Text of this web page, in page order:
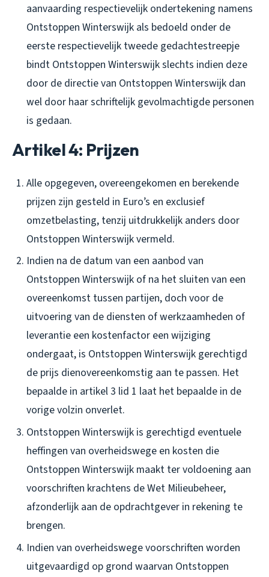
aanvaarding respectievelijk ondertekening namens
Ontstoppen Winterswijk als bedoeld onder de
eerste respectievelijk tweede gedachtestreepje
bindt Ontstoppen Winterswijk slechts indien deze
door de directie van Ontstoppen Winterswijk dan
wel door haar schriftelijk gevolmachtigde personen
is gedaan.
Artikel 4: Prijzen
Alle opgegeven, overeengekomen en berekende
prijzen zijn gesteld in Euro’s en exclusief
omzetbelasting, tenzij uitdrukkelijk anders door
Ontstoppen Winterswijk vermeld.
Indien na de datum van een aanbod van
Ontstoppen Winterswijk of na het sluiten van een
overeenkomst tussen partijen, doch voor de
uitvoering van de diensten of werkzaamheden of
leverantie een kostenfactor een wijziging
ondergaat, is Ontstoppen Winterswijk gerechtigd
de prijs dienovereenkomstig aan te passen. Het
bepaalde in artikel 3 lid 1 laat het bepaalde in de
vorige volzin onverlet.
Ontstoppen Winterswijk is gerechtigd eventuele
heffingen van overheidswege en kosten die
Ontstoppen Winterswijk maakt ter voldoening aan
voorschriften krachtens de Wet Milieubeheer,
afzonderlijk aan de opdrachtgever in rekening te
brengen.
Indien van overheidswege voorschriften worden
uitgevaardigd op grond waarvan Ontstoppen